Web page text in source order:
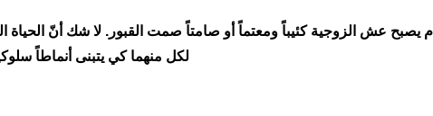
يصبح عش الزوجية كئيباً ومعتماً أو صامتاً صمت القبور. لا شك أنّ
لكل منهما كي يتبنى أنماطاً